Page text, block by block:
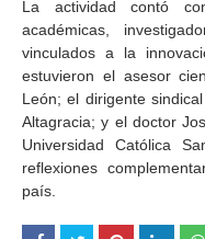
La actividad contó
académicas,
vinculados a la
estuvieron el asesor
León; el dirigente
Altagracia; y el doctor
Universidad Católica
reflexiones
país.